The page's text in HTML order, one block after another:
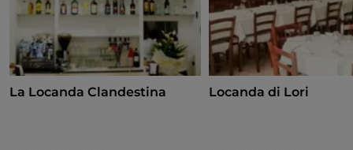
La Locanda Clandestina Locanda di Lori